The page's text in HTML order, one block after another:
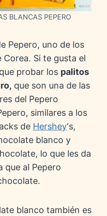
BLANCAS PEPERO
Pepero, uno de los
Si te gusta el
probar los palitos
que son una de las
del Pepero
similares a los
de Hershey‘s,
blanco y
lo que les da
que al Pepero
blanco también es